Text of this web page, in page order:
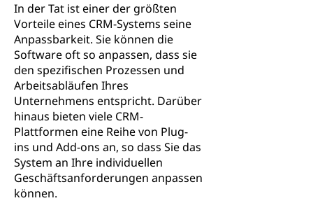
In der Tat ist einer der größten
Vorteile eines CRM-Systems seine
Anpassbarkeit. Sie können die
Software oft so anpassen, dass sie
den spezifischen Prozessen und
Arbeitsabläufen Ihres
Unternehmens entspricht. Darüber
hinaus bieten viele CRM-
Plattformen eine Reihe von Plug-
ins und Add-ons an, so dass Sie das
System an Ihre individuellen
Geschäftsanforderungen anpassen
können.